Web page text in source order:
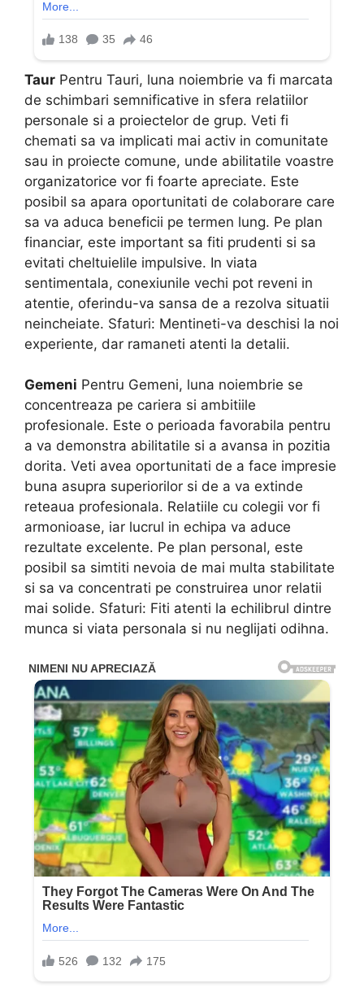
Taur Pentru Tauri, luna noiembrie va fi marcata
de schimbari semnificative in sfera relatiilor
personale si a proiectelor de grup. Veti fi
chemati sa va implicati mai activ in comunitate
sau in proiecte comune, unde abilitatile voastre
organizatorice vor fi foarte apreciate. Este
posibil sa apara oportunitati de colaborare care
sa va aduca beneficii pe termen lung. Pe plan
financiar, este important sa fiti prudenti si sa
evitati cheltuielile impulsive. In viata
sentimentala, conexiunile vechi pot reveni in
atentie, oferindu-va sansa de a rezolva situatii
neincheiate. Sfaturi: Mentineti-va deschisi la noi
experiente, dar ramaneti atenti la detalii.
Gemeni Pentru Gemeni, luna noiembrie se
concentreaza pe cariera si ambitiile
profesionale. Este o perioada favorabila pentru
a va demonstra abilitatile si a avansa in pozitia
dorita. Veti avea oportunitati de a face impresie
buna asupra superiorilor si de a va extinde
reteaua profesionala. Relatiile cu colegii vor fi
armonioase, iar lucrul in echipa va aduce
rezultate excelente. Pe plan personal, este
posibil sa simtiti nevoia de mai multa stabilitate
si sa va concentrati pe construirea unor relatii
mai solide. Sfaturi: Fiti atenti la echilibrul dintre
munca si viata personala si nu neglijati odihna.